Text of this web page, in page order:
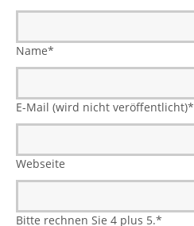
Name*
E-Mail (wird nicht veröffentlicht)*
Webseite
Bitte rechnen Sie 4 plus 5.*